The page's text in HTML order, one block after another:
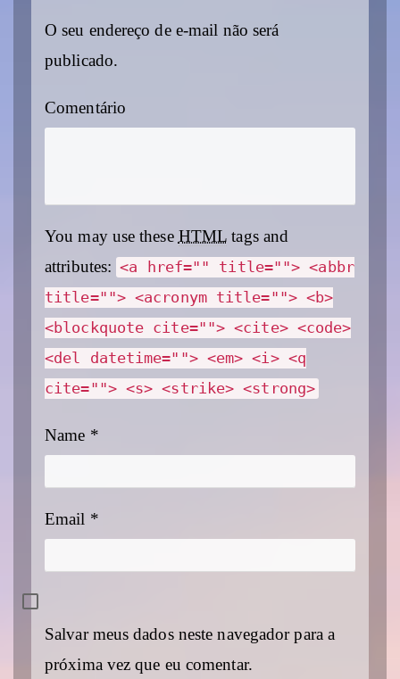
O seu endereço de e-mail não será
publicado.
Comentário
You may use these HTML tags and
attributes: <a href="" title=""> <abbr
title=""> <acronym title=""> <b>
<blockquote cite=""> <cite> <code>
<del datetime=""> <em> <i> <q
cite=""> <s> <strike> <strong>
Name *
Email *
Salvar meus dados neste navegador para a
próxima vez que eu comentar.